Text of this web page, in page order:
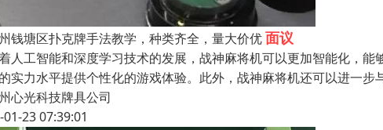
钱塘区扑克牌手法教学，种类齐全，量大价优面议
人工智能和深度学习技术的发展，战神麻将机可以更加智能化，
实力水平提供个性化的游戏体验。此外，战神麻将机还可以进一
心光科技牌具公司
01-23 07:39:01